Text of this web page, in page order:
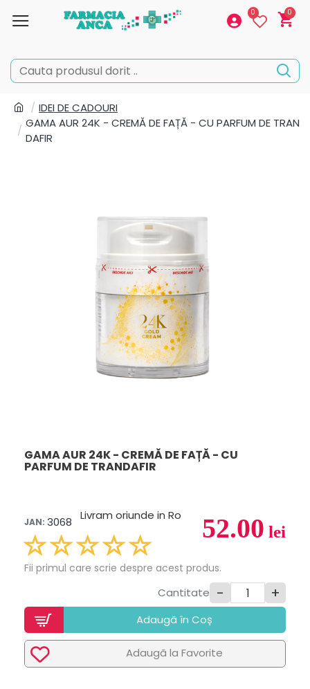
0 0
IDEI DE CADOURI
GAMA AUR 24K - CREMĂ DE FAȚĂ - CU PARFUM DE TRAN
DAFIR
GAMA AUR 24K - CREMĂ DE FAȚĂ - CU
PARFUM DE TRANDAFIR
52.00 lei
JAN: 3068 Livram oriunde in Ro
Fii primul care scrie despre acest produs.
Cantitate - +
Adaugã în Coș
Adaugã la Favorite